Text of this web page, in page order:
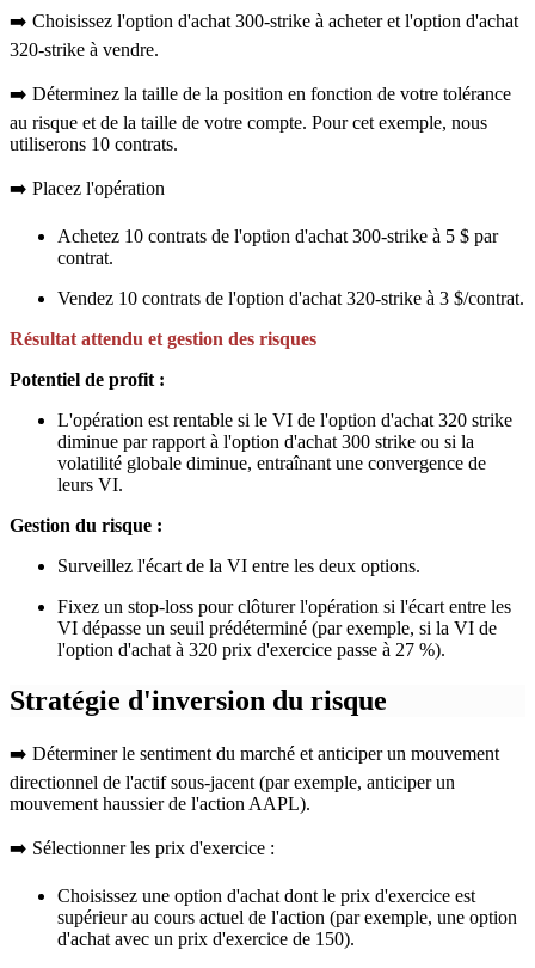
➡️ Choisissez l'option d'achat 300-strike à acheter et l'option d'achat
320-strike à vendre.
➡️ Déterminez la taille de la position en fonction de votre tolérance
au risque et de la taille de votre compte. Pour cet exemple, nous
utiliserons 10 contrats.
➡️ Placez l'opération
Achetez 10 contrats de l'option d'achat 300-strike à 5 $ par
contrat.
Vendez 10 contrats de l'option d'achat 320-strike à 3 $/contrat.
Résultat attendu et gestion des risques
Potentiel de profit :
L'opération est rentable si le VI de l'option d'achat 320 strike
diminue par rapport à l'option d'achat 300 strike ou si la
volatilité globale diminue, entraînant une convergence de
leurs VI.
Gestion du risque :
Surveillez l'écart de la VI entre les deux options.
Fixez un stop-loss pour clôturer l'opération si l'écart entre les
VI dépasse un seuil prédéterminé (par exemple, si la VI de
l'option d'achat à 320 prix d'exercice passe à 27 %).
Stratégie d'inversion du risque
➡️ Déterminer le sentiment du marché et anticiper un mouvement
directionnel de l'actif sous-jacent (par exemple, anticiper un
mouvement haussier de l'action AAPL).
➡️ Sélectionner les prix d'exercice :
Choisissez une option d'achat dont le prix d'exercice est
supérieur au cours actuel de l'action (par exemple, une option
d'achat avec un prix d'exercice de 150).